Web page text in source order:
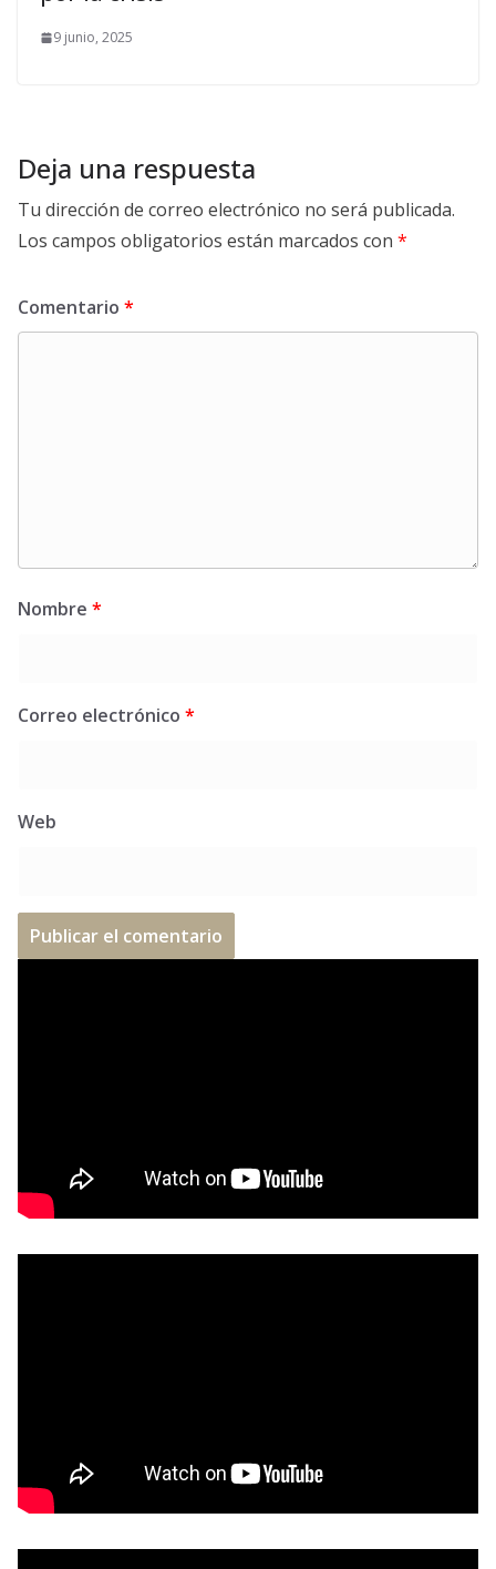
9 junio, 2025
Deja una respuesta
Tu dirección de correo electrónico no será publicada.
Los campos obligatorios están marcados con *
Comentario *
Nombre *
Correo electrónico *
Web